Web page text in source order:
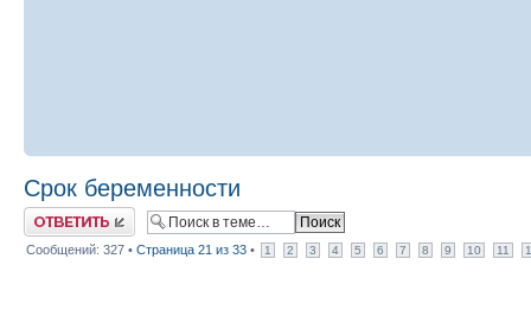
Срок беременности
Ответить
Сообщений: 327 • Страница 21 из 33 • 1 2 3 4 5 6 7 8 9 10 11